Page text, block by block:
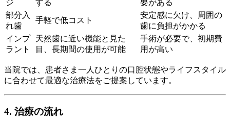
ジ
する
要がある
部分入
れ歯
手軽で低コスト
安定感に欠け、周囲の
歯に負担がかかる
インプ
ラント
天然歯に近い機能と見た
目、長期間の使用が可能
手術が必要で、初期費
用が高い
当院では、患者さま一人ひとりの口腔状態やライフスタイル
に合わせて最適な治療法をご提案しています。
4. 治療の流れ